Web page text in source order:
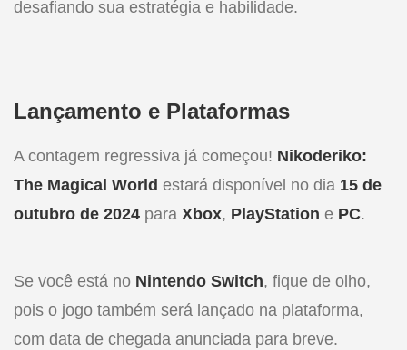
desafiando sua estratégia e habilidade.
Lançamento e Plataformas
A contagem regressiva já começou! Nikoderiko:
The Magical World estará disponível no dia 15 de
outubro de 2024 para Xbox, PlayStation e PC.
Se você está no Nintendo Switch, fique de olho,
pois o jogo também será lançado na plataforma,
com data de chegada anunciada para breve.